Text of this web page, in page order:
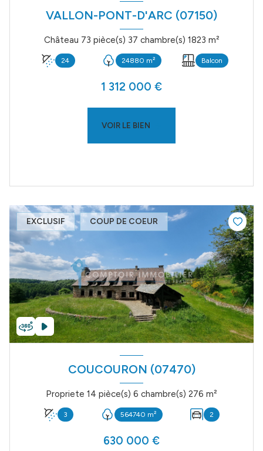
VALLON-PONT-D'ARC (07150)
Château 73 pièce(s) 37 chambre(s) 1823 m²
24 24880 m² Balcon
1 312 000 €
VOIR LE BIEN
EXCLUSIF COUP DE COEUR
COUCOURON (07470)
Propriete 14 pièce(s) 6 chambre(s) 276 m²
3 564740 m² 2
630 000 €